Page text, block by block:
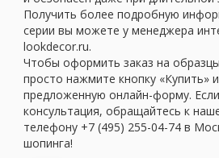
Получить более подробную
серии вы можете у менеджера
lookdecor.ru.
Чтобы оформить заказ на
просто нажмите кнопку «Купить»
предложенную онлайн-форму.
консультация, обращайтесь к
телефону +7 (495) 255-04-74 в
шопинга!